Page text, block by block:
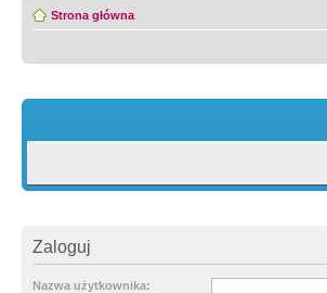
Strona główna
Zaloguj
Nazwa użytkownika: